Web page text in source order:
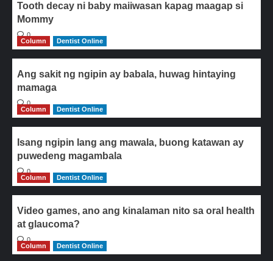
Tooth decay ni baby maiiwasan kapag maagap si
Mommy
0
Column
Dentist Online
Ang sakit ng ngipin ay babala, huwag hintaying
mamaga
0
Column
Dentist Online
Isang ngipin lang ang mawala, buong katawan ay
puwedeng magambala
0
Column
Dentist Online
Video games, ano ang kinalaman nito sa oral health
at glaucoma?
0
Column
Dentist Online